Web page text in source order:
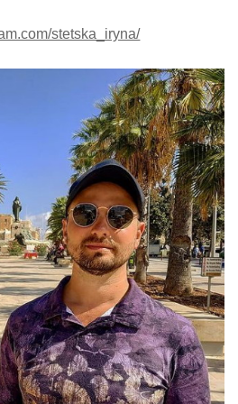
stetska_iryna/